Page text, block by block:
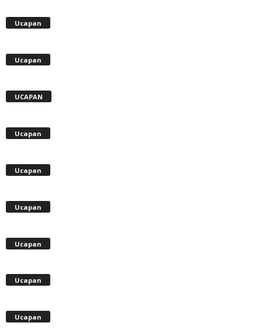
Ucapan
Ucapan
UCAPAN
Ucapan
Ucapan
Ucapan
Ucapan
Ucapan
Ucapan